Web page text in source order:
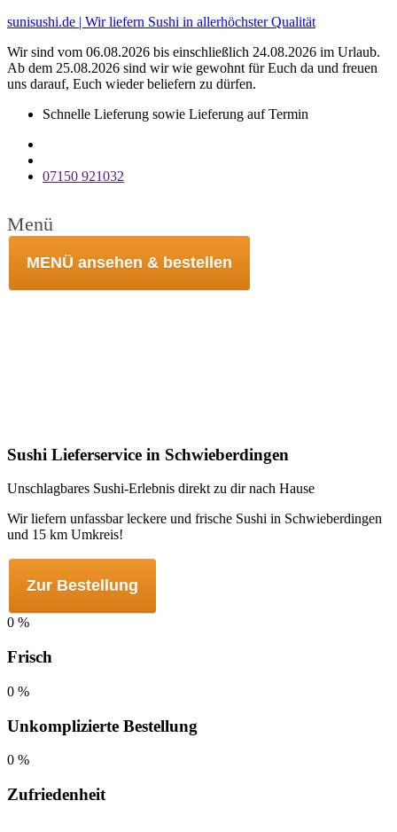
sunisushi.de | Wir liefern Sushi in allerhöchster Qualität
Wir sind vom 06.08.2026 bis einschließlich 24.08.2026 im Urlaub.
Ab dem 25.08.2026 sind wir wie gewohnt für Euch da und freuen
uns darauf, Euch wieder beliefern zu dürfen.
Schnelle Lieferung sowie Lieferung auf Termin
07150 921032
Menü
MENÜ ansehen & bestellen
Sushi Lieferservice in Schwieberdingen
Unschlagbares Sushi-Erlebnis direkt zu dir nach Hause
Wir liefern unfassbar leckere und frische Sushi in Schwieberdingen
und 15 km Umkreis!
Zur Bestellung
0 %
Frisch
0 %
Unkomplizierte Bestellung
0 %
Zufriedenheit